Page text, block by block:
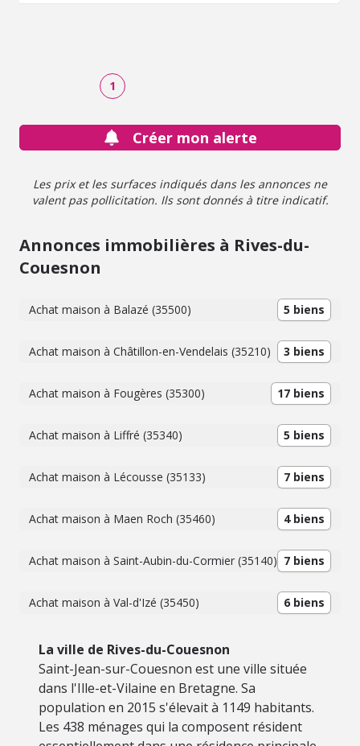
1
Créer mon alerte
Les prix et les surfaces indiqués dans les annonces ne
valent pas pollicitation. Ils sont donnés à titre indicatif.
Annonces immobilières à Rives-du-
Couesnon
Achat maison à Balazé (35500) 5 biens
Achat maison à Châtillon-en-Vendelais (35210) 3 biens
Achat maison à Fougères (35300) 17 biens
Achat maison à Liffré (35340) 5 biens
Achat maison à Lécousse (35133) 7 biens
Achat maison à Maen Roch (35460) 4 biens
Achat maison à Saint-Aubin-du-Cormier (35140) 7 biens
Achat maison à Val-d'Izé (35450) 6 biens
La ville de Rives-du-Couesnon
Saint-Jean-sur-Couesnon est une ville située
dans l'Ille-et-Vilaine en Bretagne. Sa
population en 2015 s'élevait à 1149 habitants.
Les 438 ménages qui la composent résident